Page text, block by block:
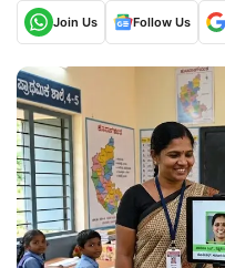
Join Us
Follow Us